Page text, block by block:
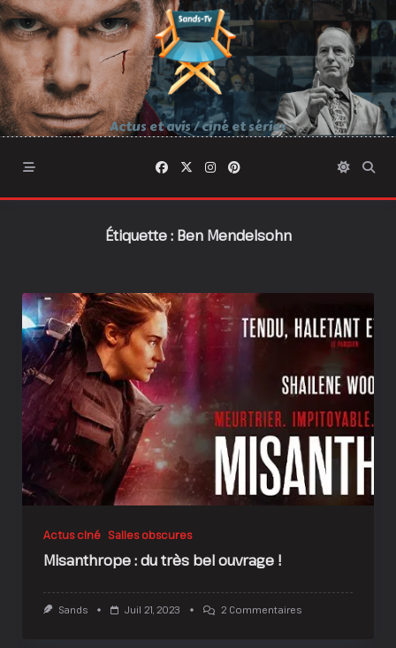
Skip
to
content
Actus et avis / ciné et séries
Étiquette : Ben Mendelsohn
Actus ciné Salles obscures
Misanthrope : du très bel ouvrage !
Sands Juil 21, 2023 2 CommentairesSur